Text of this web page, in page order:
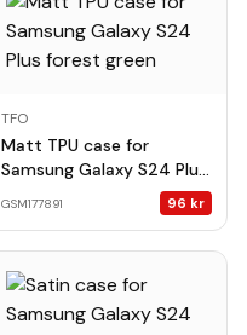
TFO
Matt TPU case for
Samsung Galaxy S24 Plus
GSM177891 96 kr